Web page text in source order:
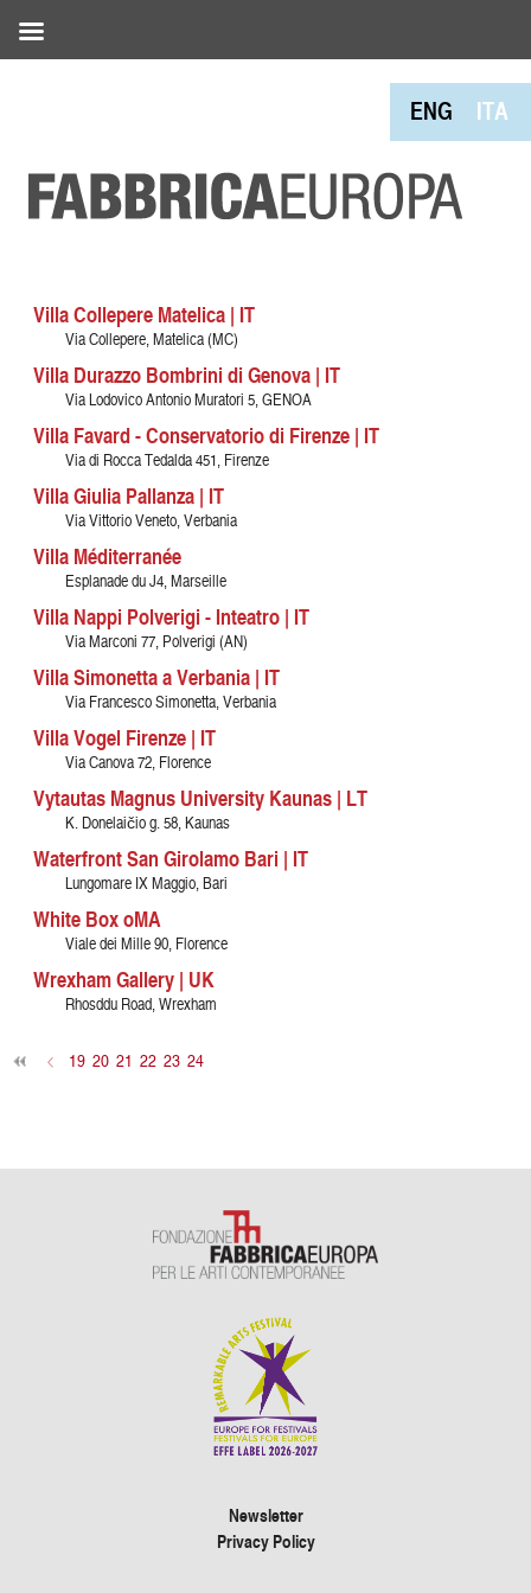
ENG ITA
Villa Collepere Matelica | IT
Via Collepere, Matelica (MC)
Villa Durazzo Bombrini di Genova | IT
Via Lodovico Antonio Muratori 5, GENOA
Villa Favard - Conservatorio di Firenze | IT
Via di Rocca Tedalda 451, Firenze
Villa Giulia Pallanza | IT
Via Vittorio Veneto, Verbania
Villa Méditerranée
Esplanade du J4, Marseille
Villa Nappi Polverigi - Inteatro | IT
Via Marconi 77, Polverigi (AN)
Villa Simonetta a Verbania | IT
Via Francesco Simonetta, Verbania
Villa Vogel Firenze | IT
Via Canova 72, Florence
Vytautas Magnus University Kaunas | LT
K. Donelaičio g. 58, Kaunas
Waterfront San Girolamo Bari | IT
Lungomare IX Maggio, Bari
White Box oMA
Viale dei Mille 90, Florence
Wrexham Gallery | UK
Rhosddu Road, Wrexham
< 19 20 21 22 23 24
Newsletter
Privacy Policy